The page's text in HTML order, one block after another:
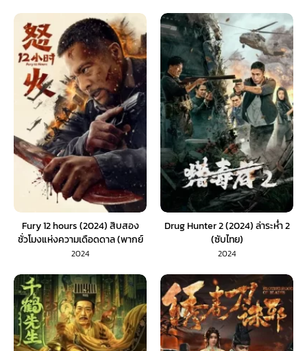
Fury 12 hours (2024) สิบสอง
ชั่วโมงแห่งความเดือดดาล (พากย์
ไทย)
2024
Drug Hunter 2 (2024) ล่าระห่ำ 2
(ซับไทย)
2024